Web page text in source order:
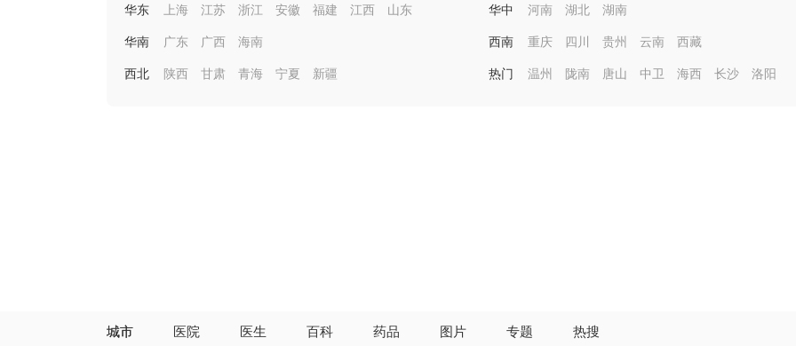
华东 上海 江苏 浙江 安徽 福建 江西 山东 华中 河南 湖北 湖南
华南 广东 广西 海南 西南 重庆 四川 贵州 云南 西藏
西北 陕西 甘肃 青海 宁夏 新疆 热门 温州 陇南 唐山 中卫 海西 长沙 洛阳
城市 医院 医生 百科 药品 图片 专题 热搜